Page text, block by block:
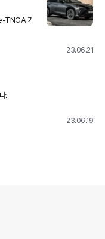
23.06.21
.
23.06.19